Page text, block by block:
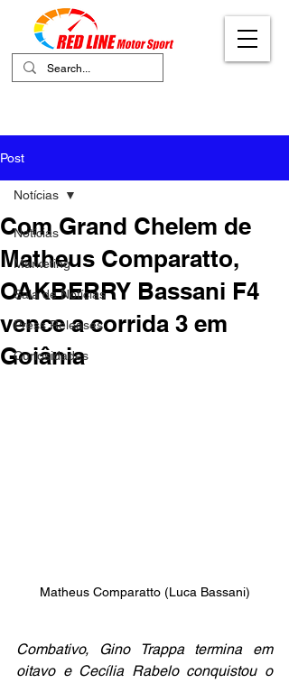
Post
Notícias
Marketing
Sala de Notícias
Press Releases
Curiosidades
Notícias
Com Grand Chelem de
Matheus Comparatto,
OAKBERRY Bassani F4
vence a corrida 3 em
Goiânia
Matheus Comparatto (Luca Bassani)
Combativo, Gino Trappa termina em
oitavo e Cecília Rabelo conquistou o